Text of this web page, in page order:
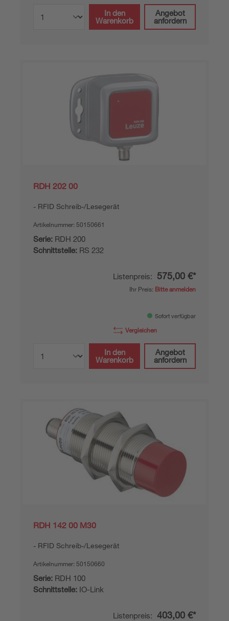
In den
Warenkorb
Angebot
anfordern
RDH 202 00
RFID Schreib-/Lesegerät
Artikelnummer: 50150661
Serie: RDH 200
Schnittstelle: RS 232
Listenpreis: 575,00 €*
Ihr Preis: Bitte anmelden
Sofort verfügbar
Vergleichen
In den
Warenkorb
Angebot
anfordern
RDH 142 00 M30
RFID Schreib-/Lesegerät
Artikelnummer: 50150660
Serie: RDH 100
Schnittstelle: IO-Link
Listenpreis: 403,00 €*